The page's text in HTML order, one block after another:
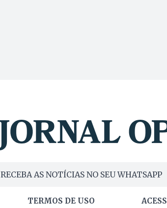
RECEBA AS NOTÍCIAS NO SEU WHATSAPP
TERMOS DE USO